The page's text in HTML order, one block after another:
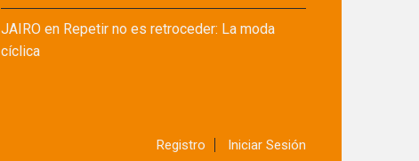
JAIROen Repetir no es retroceder: La moda
cíclica
Registro Iniciar Sesión